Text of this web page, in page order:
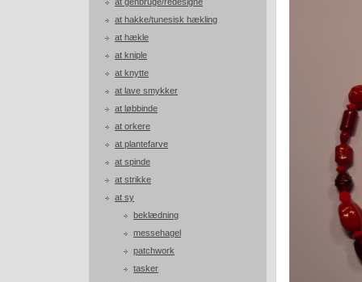
at hakke/tunesisk hækling
at hækle
at kniple
at knytte
at lave smykker
at løbbinde
at orkere
at plantefarve
at spinde
at strikke
at sy
beklædning
messehagel
patchwork
tasker